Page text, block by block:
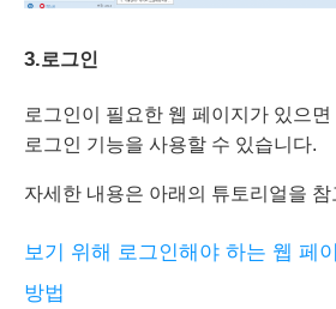
3.로그인
로그인이 필요한 웹 페이지가 있으
로그인 기능을 사용할 수 있습니다.
자세한 내용은 아래의 튜토리얼을
보기 위해 로그인해야 하는 웹 페
방법